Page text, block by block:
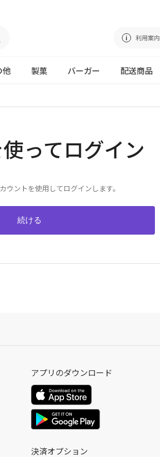
利用案内
他 製菓 バーガー 配送商品
ってログイン
ントを使用してログインします。
アプリのダウンロード
決済オプション